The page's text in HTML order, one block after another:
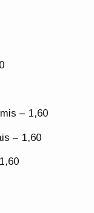
– 1,60
– 1,60